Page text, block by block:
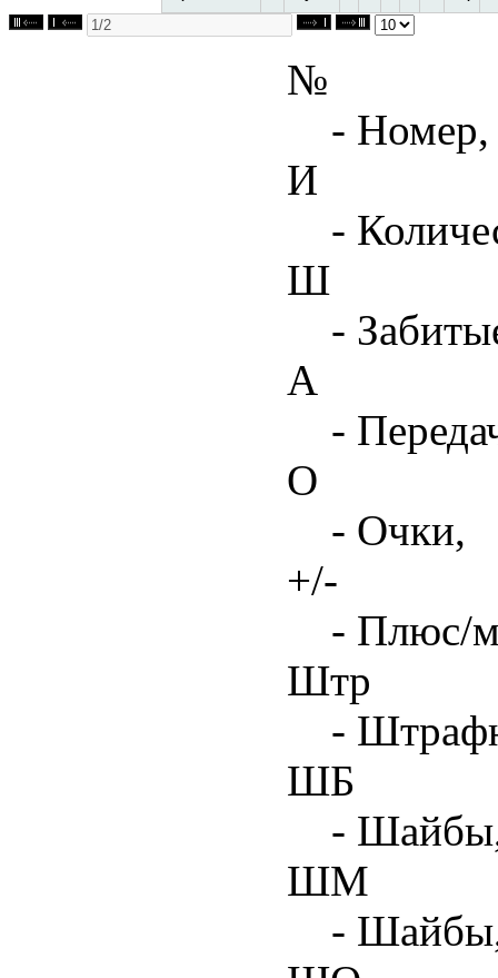
№
- Номер,
И
-
Ш
-
А
-
О
- Очки,
+/-
- Плюс/
Штр
-
ШБ
- Шайбы,
ШМ
- Шайбы,